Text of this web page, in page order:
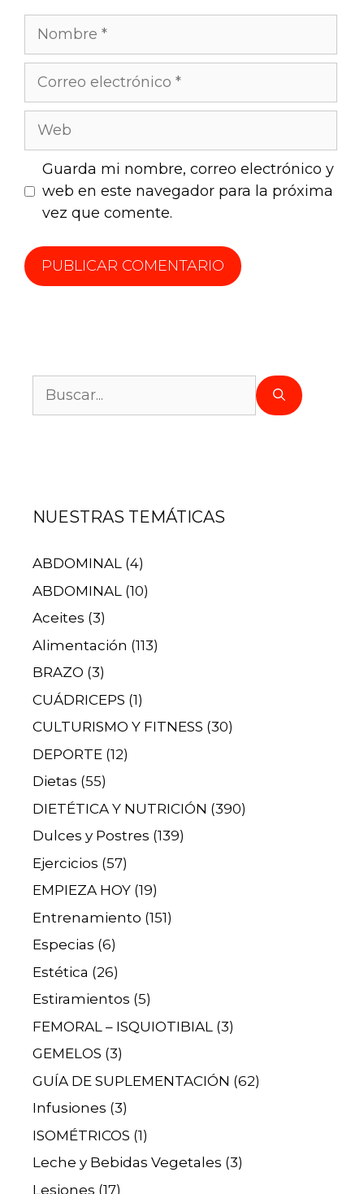
Guarda mi nombre, correo electrónico y
web en este navegador para la próxima
vez que comente.
NUESTRAS TEMÁTICAS
ABDOMINAL (4)
ABDOMINAL (10)
Aceites (3)
Alimentación (113)
BRAZO (3)
CUÁDRICEPS (1)
CULTURISMO Y FITNESS (30)
DEPORTE (12)
Dietas (55)
DIETÉTICA Y NUTRICIÓN (390)
Dulces y Postres (139)
Ejercicios (57)
EMPIEZA HOY (19)
Entrenamiento (151)
Especias (6)
Estética (26)
Estiramientos (5)
FEMORAL – ISQUIOTIBIAL (3)
GEMELOS (3)
GUÍA DE SUPLEMENTACIÓN (62)
Infusiones (3)
ISOMÉTRICOS (1)
Leche y Bebidas Vegetales (3)
Lesiones (17)